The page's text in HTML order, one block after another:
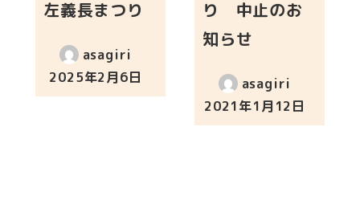
左義長まつり
asagiri
投稿日
2025年2月6日
り 中止のお
知らせ
asagiri
投稿日
2021年1月12日